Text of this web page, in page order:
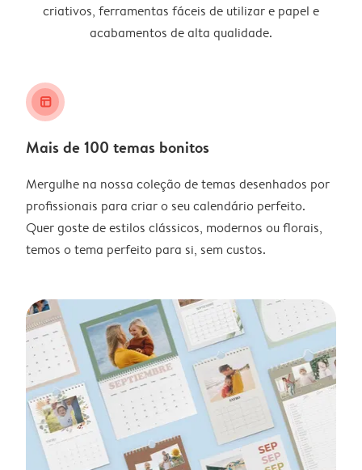
criativos, ferramentas fáceis de utilizar e papel e
acabamentos de alta qualidade.
layout_alt
Mais de 100 temas bonitos
Mergulhe na nossa coleção de temas desenhados por
profissionais para criar o seu calendário perfeito.
Quer goste de estilos clássicos, modernos ou florais,
temos o tema perfeito para si, sem custos.